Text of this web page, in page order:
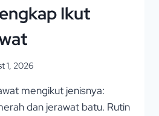
Ikut
1, 2026
mengikut jenisnya:
dan jerawat batu. Rutin